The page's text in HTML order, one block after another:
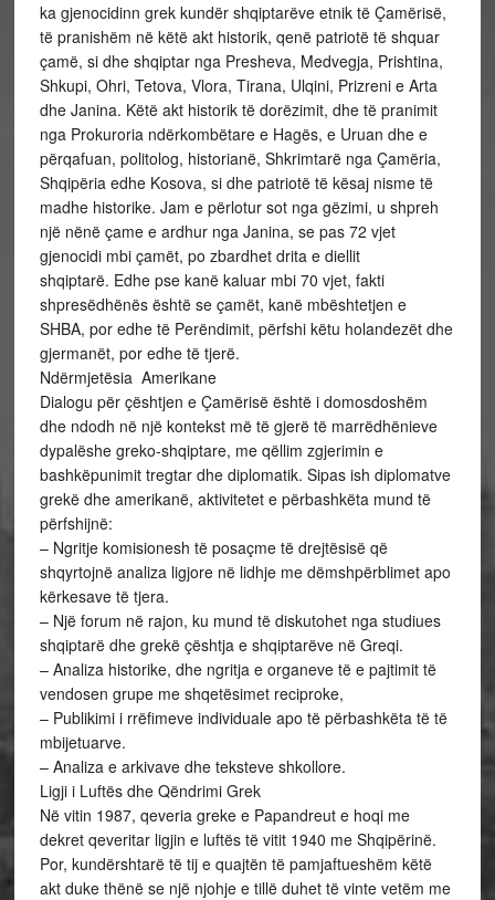
ka gjenocidinn grek kundër shqiptarëve etnik të Çamërisë,
të pranishëm në këtë akt historik, qenë patriotë të shquar
çamë, si dhe shqiptar nga Presheva, Medvegja, Prishtina,
Shkupi, Ohri, Tetova, Vlora, Tirana, Ulqini, Prizreni e Arta
dhe Janina. Këtë akt historik të dorëzimit, dhe të pranimit
nga Prokuroria ndërkombëtare e Hagës, e Uruan dhe e
përqafuan, politolog, historianë, Shkrimtarë nga Çamëria,
Shqipëria edhe Kosova, si dhe patriotë të kësaj nisme të
madhe historike. Jam e përlotur sot nga gëzimi, u shpreh
një nënë çame e ardhur nga Janina, se pas 72 vjet
gjenocidi mbi çamët, po zbardhet drita e diellit
shqiptarë. Edhe pse kanë kaluar mbi 70 vjet, fakti
shpresëdhënës është se çamët, kanë mbështetjen e
SHBA, por edhe të Perëndimit, përfshi këtu holandezët dhe
gjermanët, por edhe të tjerë.
Ndërmjetësia Amerikane
Dialogu për çështjen e Çamërisë është i domosdoshëm
dhe ndodh në një kontekst më të gjerë të marrëdhënieve
dypalëshe greko-shqiptare, me qëllim zgjerimin e
bashkëpunimit tregtar dhe diplomatik. Sipas ish diplomatve
grekë dhe amerikanë, aktivitetet e përbashkëta mund të
përfshijnë:
– Ngritje komisionesh të posaçme të drejtësisë që
shqyrtojnë analiza ligjore në lidhje me dëmshpërblimet apo
kërkesave të tjera.
– Një forum në rajon, ku mund të diskutohet nga studiues
shqiptarë dhe grekë çështja e shqiptarëve në Greqi.
– Analiza historike, dhe ngritja e organeve të e pajtimit të
vendosen grupe me shqetësimet reciproke,
– Publikimi i rrëfimeve individuale apo të përbashkëta të të
mbijetuarve.
– Analiza e arkivave dhe teksteve shkollore.
Ligji i Luftës dhe Qëndrimi Grek
Në vitin 1987, qeveria greke e Papandreut e hoqi me
dekret qeveritar ligjin e luftës të vitit 1940 me Shqipërinë.
Por, kundërshtarë të tij e quajtën të pamjaftueshëm këtë
akt duke thënë se një njohje e tillë duhet të vinte vetëm me